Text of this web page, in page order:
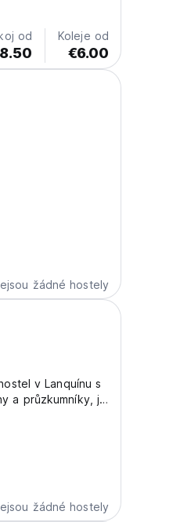
od Koleje od
€6.00
žádné hostely
v Lanquínu s
a průzkumníky, je
pro Semuc
žádné hostely